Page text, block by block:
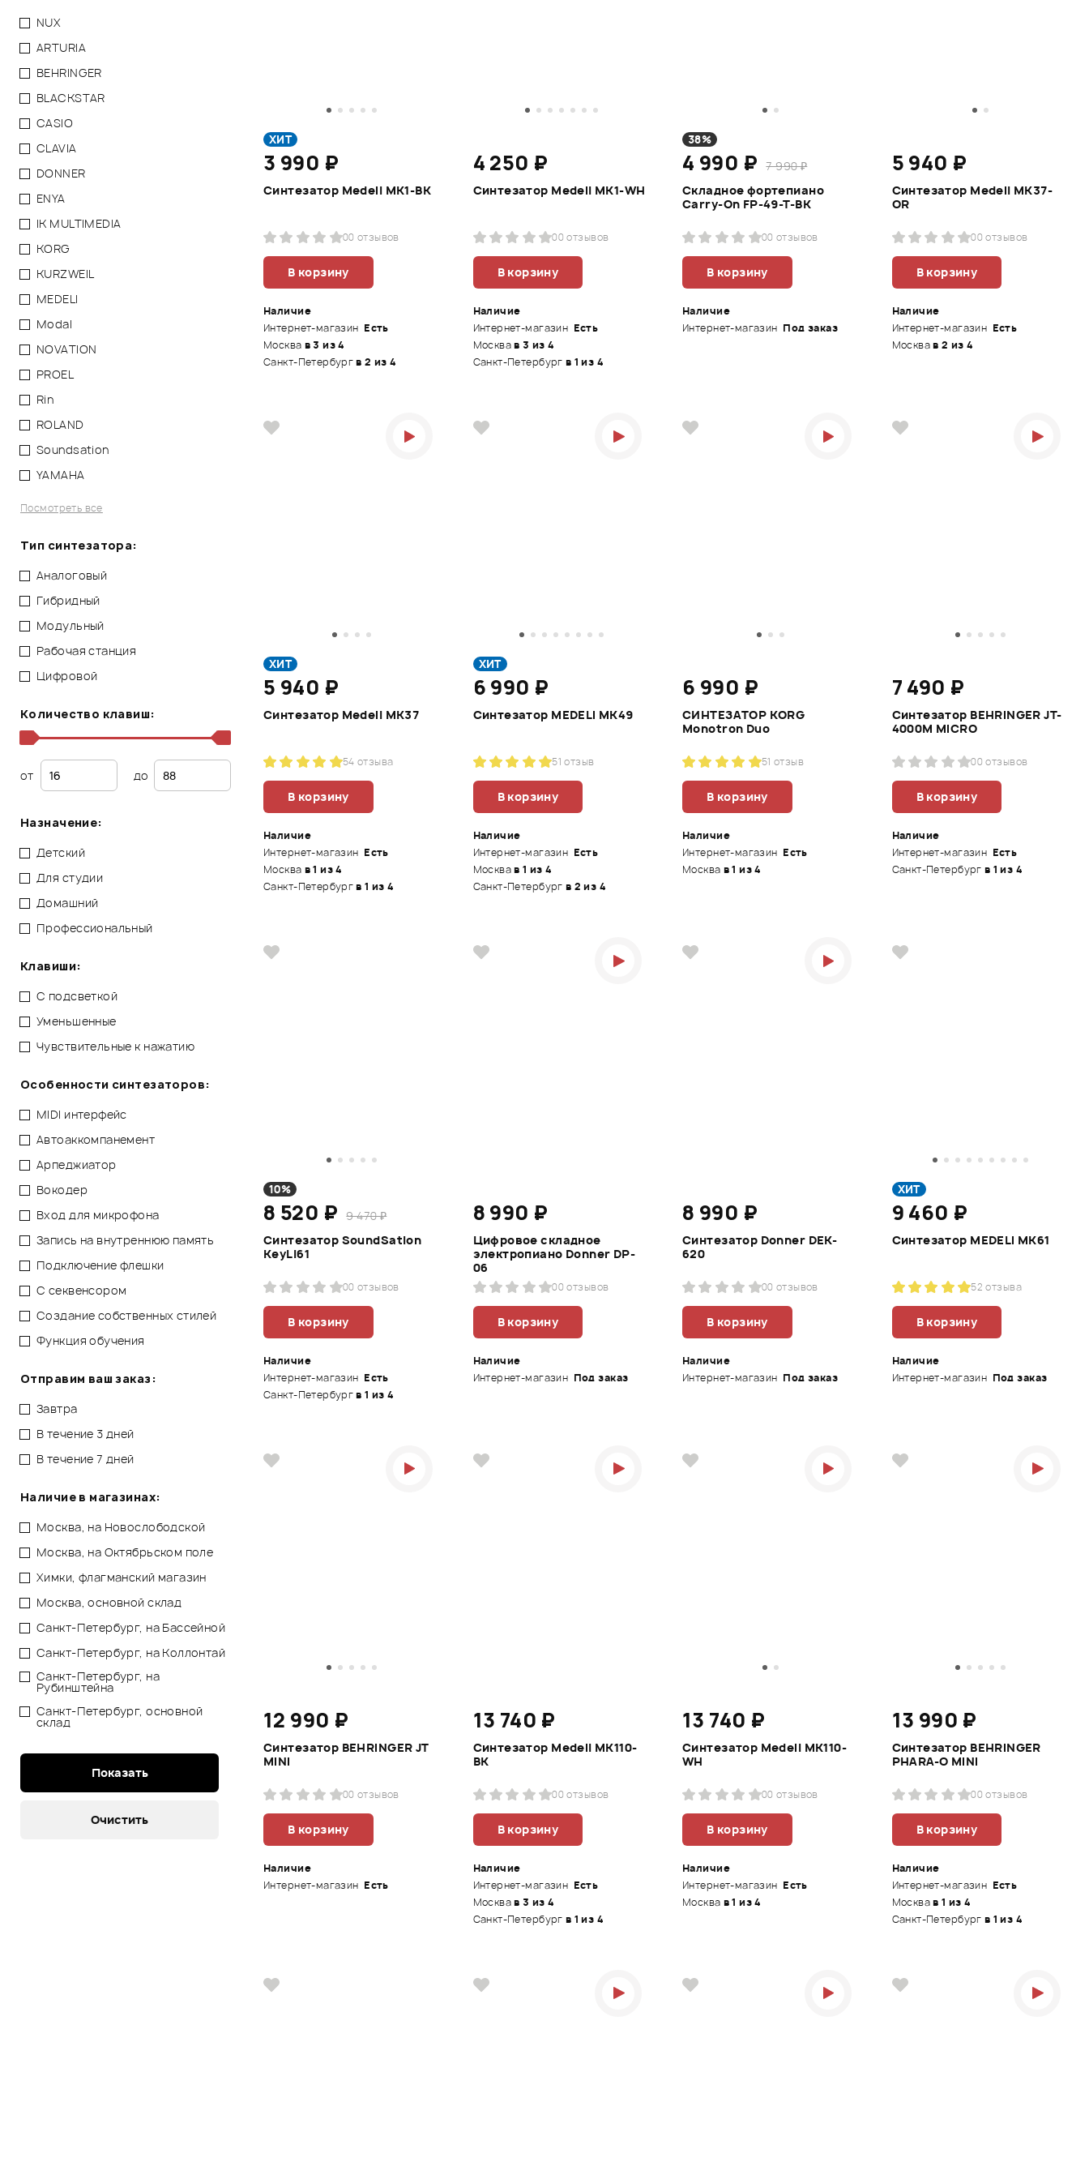
NUX
ARTURIA
BEHRINGER
BLACKSTAR
CASIO
CLAVIA
DONNER
ENYA
IK MULTIMEDIA
KORG
KURZWEIL
MEDELI
Modal
NOVATION
PROEL
Rin
ROLAND
Soundsation
YAMAHA
Посмотреть все
Тип синтезатора:
Аналоговый
Гибридный
Модульный
Рабочая станция
Цифровой
Количество клавиш:
от до
Назначение:
Детский
Для студии
Домашний
Профессиональный
Клавиши:
С подсветкой
Уменьшенные
Чувствительные к нажатию
Особенности синтезаторов:
MIDI интерфейс
Автоаккомпанемент
Арпеджиатор
Вокодер
Вход для микрофона
Запись на внутреннюю память
Подключение флешки
С секвенсором
Создание собственных стилей
Функция обучения
Отправим ваш заказ:
Завтра
В течение 3 дней
В течение 7 дней
Наличие в магазинах:
Москва, на Новослободской
Москва, на Октябрьском поле
Химки, флагманский магазин
Москва, основной склад
Санкт-Петербург, на Бассейной
Санкт-Петербург, на Коллонтай
Санкт-Петербург, на
Рубинштейна
Санкт-Петербург, основной
склад
ХИТ
3 990 ₽
Синтезатор Medeli MK1-BK
00 отзывов
В корзину
Наличие
Интернет-магазин Есть
Москва в 3 из 4
Санкт-Петербургв 2 из 4
4 250 ₽
Синтезатор Medeli MK1-WH
00 отзывов
В корзину
Наличие
Интернет-магазин Есть
Москвав 3 из 4
Санкт-Петербург в 1 из 4
38%
4 990 ₽ 7 990 ₽
Складное фортепиано
Carry-On FP-49-T-BK
00 отзывов
В корзину
Наличие
Интернет-магазин Под заказ
5 940 ₽
Синтезатор Medeli MK37-
OR
00 отзывов
В корзину
Наличие
Интернет-магазин Есть
Москвав 2 из 4
ХИТ
5 940 ₽
Синтезатор Medeli MK37
54 отзыва
В корзину
Наличие
Интернет-магазин Есть
Москва в 1 из 4
Санкт-Петербургв 1 из 4
ХИТ
6 990 ₽
Синтезатор MEDELI MK49
51 отзыв
В корзину
Наличие
Интернет-магазин Есть
Москвав 1 из 4
Санкт-Петербург в 2 из 4
6 990 ₽
СИНТЕЗАТОР KORG
Monotron Duo
51 отзыв
В корзину
Наличие
Интернет-магазин Есть
Москва в 1 из 4
7 490 ₽
Синтезатор BEHRINGER JT-
4000M MICRO
00 отзывов
В корзину
Наличие
Интернет-магазин Есть
Санкт-Петербург в 1 из 4
10%
8 520 ₽ 9 470 ₽
Синтезатор SoundSation
KeyLi61
00 отзывов
В корзину
Наличие
Интернет-магазин Есть
Санкт-Петербургв 1 из 4
8 990 ₽
Цифровое складное
электропиано Donner DP-
06
00 отзывов
В корзину
Наличие
Интернет-магазин Под заказ
8 990 ₽
Синтезатор Donner DEK-
620
00 отзывов
В корзину
Наличие
Интернет-магазин Под заказ
ХИТ
9 460 ₽
Синтезатор MEDELI MK61
52 отзыва
В корзину
Наличие
Интернет-магазин Под заказ
12 990 ₽
Синтезатор BEHRINGER JT
MINI
00 отзывов
В корзину
Наличие
Интернет-магазин Есть
13 740 ₽
Синтезатор Medeli MK110-
BK
00 отзывов
В корзину
Наличие
Интернет-магазин Есть
Москвав 3 из 4
Санкт-Петербург в 1 из 4
13 740 ₽
Синтезатор Medeli MK110-
WH
00 отзывов
В корзину
Наличие
Интернет-магазин Есть
Москва в 1 из 4
13 990 ₽
Синтезатор BEHRINGER
PHARA-O MINI
00 отзывов
В корзину
Наличие
Интернет-магазин Есть
Москвав 1 из 4
Санкт-Петербург в 1 из 4